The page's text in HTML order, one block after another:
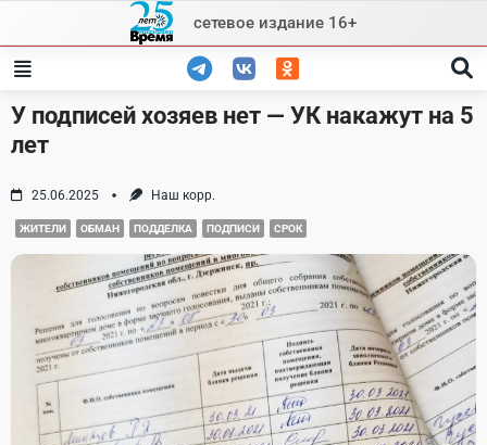
content
сетевое издание 16+
У подписей хозяев нет — УК накажут на 5
лет
25.06.2025 Наш корр.
ЖИТЕЛИ ОБМАН ПОДДЕЛКА ПОДПИСИ СРОК